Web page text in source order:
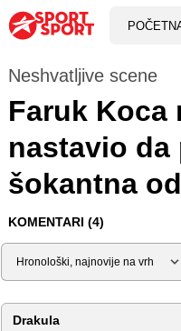
Neshvatljive scene
Faruk
nastavio
šokantna
KOMENTARI (4)
Sortiraj
Drakula